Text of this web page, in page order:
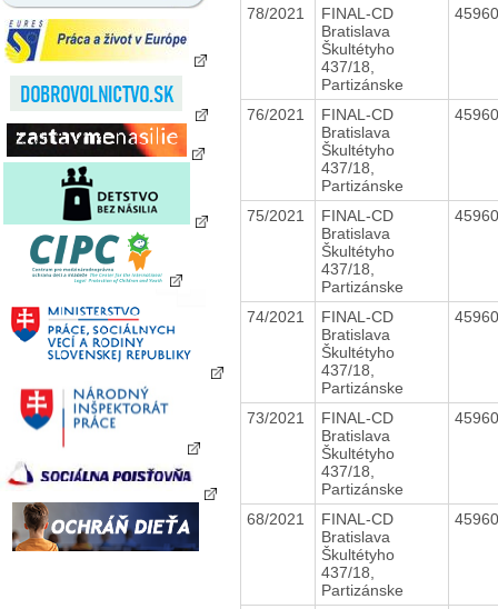
78/2021
FINAL-CD
Bratislava
Škultétyho
437/18,
Partizánske
76/2021
FINAL-CD
Bratislava
Škultétyho
437/18,
Partizánske
75/2021
FINAL-CD
Bratislava
Škultétyho
437/18,
Partizánske
74/2021
FINAL-CD
Bratislava
Škultétyho
437/18,
Partizánske
73/2021
FINAL-CD
Bratislava
Škultétyho
437/18,
Partizánske
68/2021
FINAL-CD
Bratislava
Škultétyho
437/18,
Partizánske